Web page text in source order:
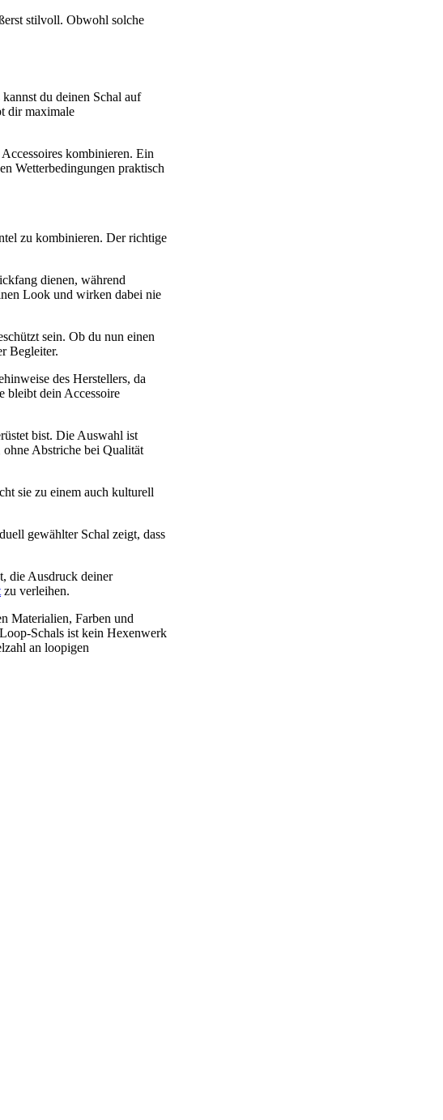
stilvoll. Obwohl solche
du deinen Schal auf
dir maximale
kombinieren. Ein
Wetterbedingungen praktisch
zu kombinieren. Der richtige
dienen, während
Look und wirken dabei nie
sein. Ob du nun einen
Begleiter.
des Herstellers, da
bleibt dein Accessoire
bist. Die Auswahl ist
ohne Abstriche bei Qualität
sie zu einem auch kulturell
gewählter Schal zeigt, dass
die Ausdruck deiner
zu verleihen.
Materialien, Farben und
Schals ist kein Hexenwerk
an loopigen